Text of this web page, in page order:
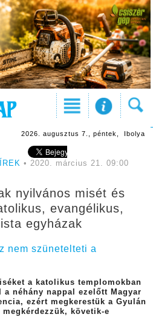
2026. augusztus 7., péntek, Ibolya
• 2020. március 21. 09:00
nyilvános misét és
evangélikus,
egyházak
nem szünetelteti a
a katolikus templomokban
néhány nappal ezelőtt Magyar
ezért megkerestük a Gyulán
követik-e